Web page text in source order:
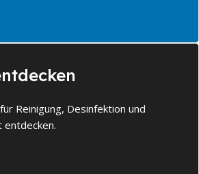
Reinigung, Desinfektion und